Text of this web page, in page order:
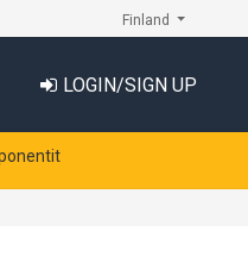
Finland
LOGIN/SIGN UP